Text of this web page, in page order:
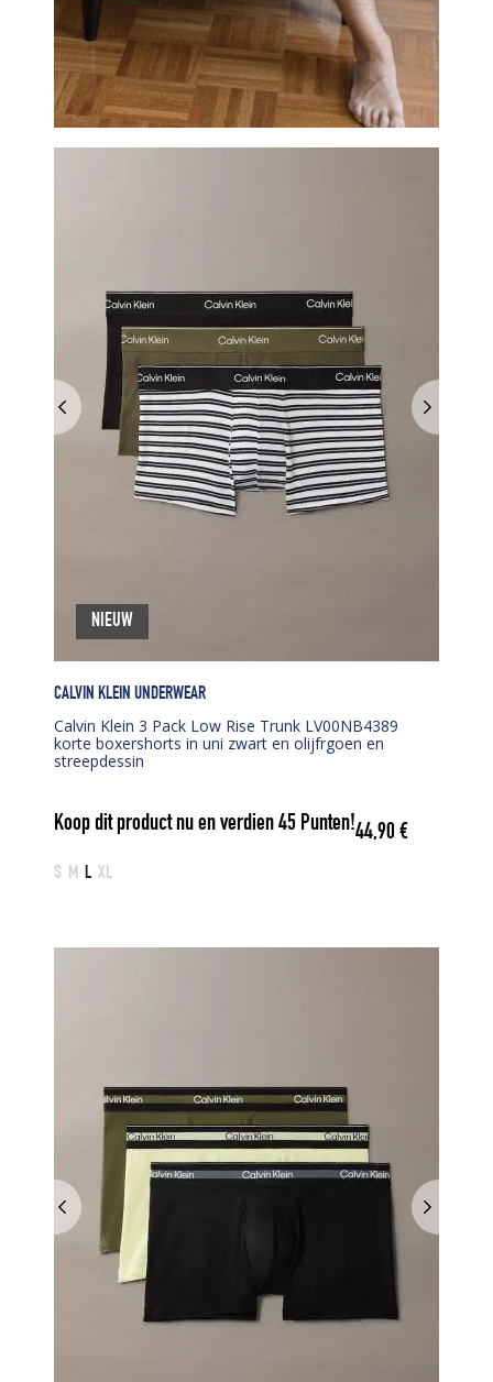
CALVIN KLEIN UNDERWEAR
Calvin Klein 3 Pack Low Rise Trunk LV00NB4389
korte boxershorts in uni zwart en olijfrgoen en
streepdessin
Koop dit product nu en verdien45 Punten!44,90€
S M L XL
NIEUW